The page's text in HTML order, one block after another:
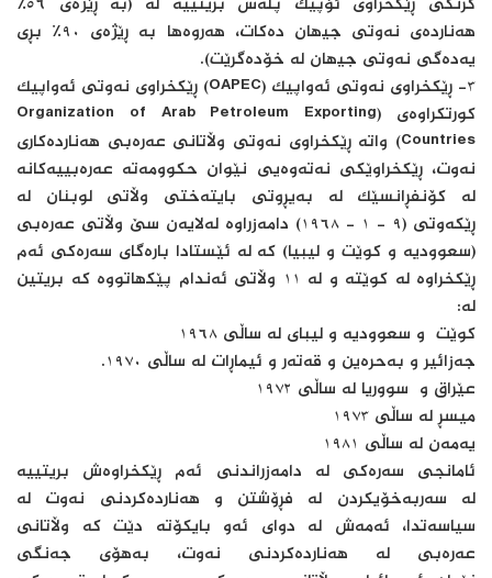
گرنگی ڕێکخراوی ئۆپیک پڵەس بریتییە لە (بە ڕێژەی ٥٦٪
ھەناردەی نەوتی جیھان دەکات، هەروەها بە ڕێژەی ٩٠٪ بڕی
یەدەگی نەوتی جیھان لە خۆدەگرێت).
٣- ڕێکخراوی نەوتی ئەواپیک (OAPEC) ڕێکخراوی نەوتی ئەواپیک
کورتکراوەی (Organization of Arab Petroleum Exporting
Countries) واتە ڕێکخراوی نەوتی وڵاتانی عەرەبی ھەناردەکاری
نەوت، ڕێکخراوێکی نەتەوەیی نێوان حکوومەتە عەرەبییەکانە
لە کۆنفڕانسێک لە بەیڕوتی بایتەختی وڵاتی لوبنان لە
ڕێکەوتی (٩ - ١ - ١٩٦٨) دامەزراوە لەلایەن سێ وڵاتی عەرەبی
(سعوودیە و کوێت و لیبیا) کە لە ئێستادا بارەگای سەرەکی ئەم
ڕێکخراوە لە کوێتە و لە ١١ وڵاتی ئەندام پێکھاتووە کە بریتین
لە:
کوێت و سعوودیە و لیبای لە ساڵی ١٩٦٨
جەزائیر و بەحرەین و قەتەر و ئیماڕات لە ساڵی ١٩٧٠.
عێراق و سووریا لە ساڵی ١٩٧٢
میسڕ لە ساڵی ١٩٧٣
یەمەن لە ساڵی ١٩٨١
ئامانجی سەرەکی لە دامەزراندنی ئەم ڕێکخراوەش بریتییە
لە سەربەخۆیکردن لە فڕۆشتن و ھەناردەکردنی نەوت لە
سیاسەتدا، ئەمەش لە دوای ئەو بایکۆتە دێت کە وڵاتانی
عەرەبی لە ھەناردەکردنی نەوت، بەھۆی جەنگی